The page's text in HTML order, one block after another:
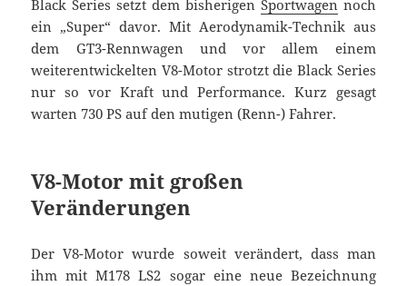
Black Series setzt dem bisherigen Sportwagennoch
ein „Super“ davor. Mit Aerodynamik-Technik aus
dem GT3-Rennwagen und vor allem einem
weiterentwickelten V8-Motor strotzt die Black Series
nur so vor Kraft und Performance. Kurz gesagt
warten 730 PS auf den mutigen (Renn-) Fahrer.
V8-Motor mit großen
Veränderungen
Der V8-Motor wurde soweit verändert, dass man
ihm mit M178 LS2 sogar eine neue Bezeichnung